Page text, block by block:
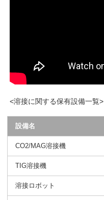
<溶接に関する保有設備一覧>
設備名
CO2/MAG溶接機
TIG溶接機
溶接ロボット